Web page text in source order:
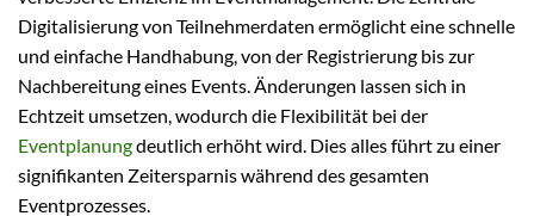
Digitalisierung von Teilnehmerdaten ermöglicht eine schnelle
und einfache Handhabung, von der Registrierung bis zur
Nachbereitung eines Events. Änderungen lassen sich in
Echtzeit umsetzen, wodurch die Flexibilität bei der
Eventplanungdeutlich erhöht wird. Dies alles führt zu einer
signifikanten Zeitersparnis während des gesamten
Eventprozesses.